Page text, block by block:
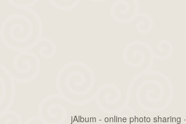
jAlbum - online photo sharing ·